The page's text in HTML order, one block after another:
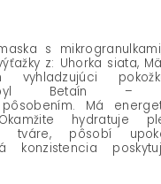
s
z: Uhorka siata,
vyhladzujúci
Betaín –
Má
hydratuje
tváre, pôsobí
konzistencia